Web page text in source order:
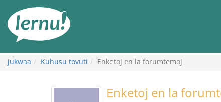
maudhui
jukwaa Kuhusu tovuti Enketoj en la forumtemoj
Enketoj en la